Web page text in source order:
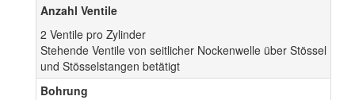
Anzahl Ventile
2 Ventile pro Zylinder
Stehende Ventile von seitlicher Nockenwelle über Stössel
und Stösselstangen betätigt
Bohrung